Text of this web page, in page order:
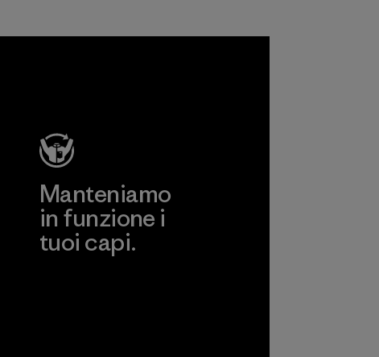
Manteniamo
in funzione i
tuoi capi.